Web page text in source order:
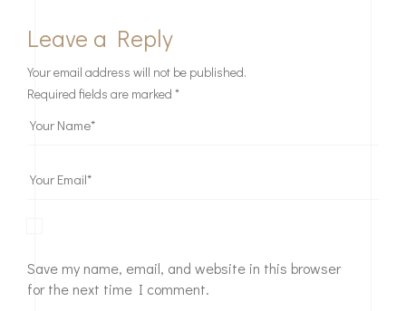
Leave a Reply
Your email address will not be published.
Required fields are marked *
Save my name, email, and website in this browser
for the next time I comment.